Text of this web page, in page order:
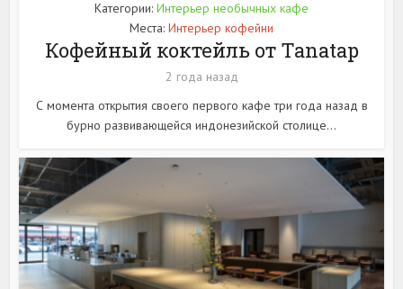
Категории: Интерьер необычных кафе
Места: Интерьер кофейни
Кофейный коктейль от Tanatap
2 года назад
С момента открытия своего первого кафе три года назад в
бурно развивающейся индонезийской столице...